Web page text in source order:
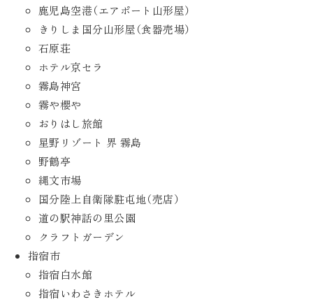
鹿児島空港（エアポート山形屋）
きりしま国分山形屋（食器売場）
石原荘
ホテル京セラ
霧島神宮
霧や櫻や
おりはし旅館
星野リゾート 界 霧島
野鶴亭
縄文市場
国分陸上自衛隊駐屯地（売店）
道の駅神話の里公園
クラフトガーデン
指宿市
指宿白水館
指宿いわさきホテル